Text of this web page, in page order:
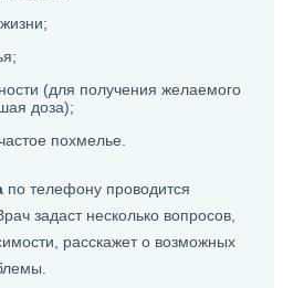
(для получения желаемого
доза);
похмелье.
по телефону проводится
задаст несколько вопросов,
расскажет о возможных